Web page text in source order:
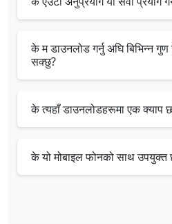
के म डाउनलोड गर्नु अघि बिभिन्न
सक्छु?
के त्यहाँ डाउनलोडहरूमा एक क्याप
के यो मोबाइल फोनको साथ उपयुक्त